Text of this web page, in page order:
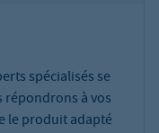
spécialisés se
répondrons à vos
le produit adapté